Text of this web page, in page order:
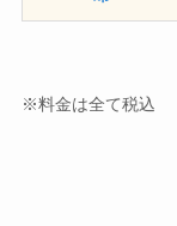
※料金は全て税込